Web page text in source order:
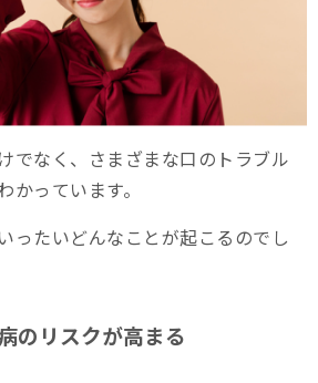
でなく、さまざまな口のトラブル
かっています。
ったいどんなことが起こるのでし
のリスクが高まる